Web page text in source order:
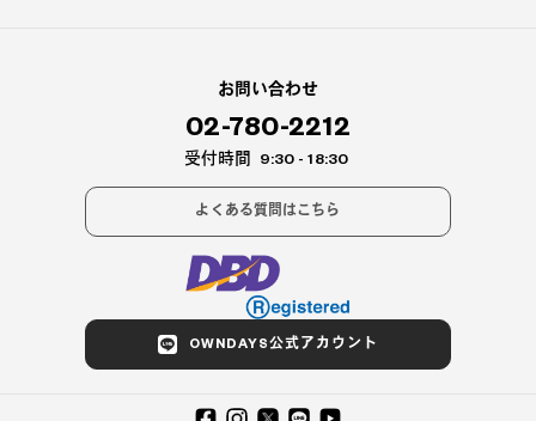
お問い合わせ
02-780-2212
受付時間 9:30 - 18:30
よくある質問はこちら
OWNDAYS公式アカウント